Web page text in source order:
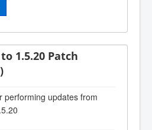
1.5.20 Patch
performing updates from